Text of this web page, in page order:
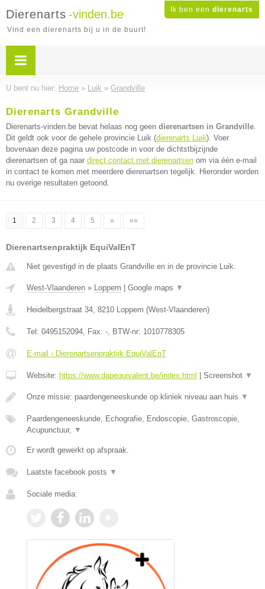
Ik ben een dierenarts
Dierenarts -vinden.be
Vind een dierenarts bij u in de buurt!
U bent nu hier: Home » Luik » Grandville
Dierenarts Grandville
Dierenarts-vinden.be bevat helaas nog geen dierenartsen in Grandville.
Dit geldt ook voor de gehele provincie Luik (dierenarts Luik). Voer
bovenaan deze pagina uw postcode in voor de dichtstbijzijnde
dierenartsen of ga naar direct contact met dierenartsen om via één e-mail
in contact te komen met meerdere dierenartsen tegelijk. Hieronder worden
nu overige resultaten getoond.
1 2 3 4 5 » »»
Dierenartsenpraktijk EquiValEnT
Niet gevestigd in de plaats Grandville en in de provincie Luik.
West-Vlaanderen » Loppem Google maps ▼
Heidelbergstraat 34, 8210 Loppem (West-Vlaanderen)
Tel: 0495152094, Fax: -, BTW-nr: 1010778305
E-mail › Dierenartsenpraktijk EquiValEnT
Website: https://www.dapequivalent.be/index.html Screenshot ▼
Onze missie: paardengeneeskunde op kliniek niveau aan huis ▼
Paardengeneeskunde, Echografie, Endoscopie, Gastroscopie,
Acupunctuur, ▼
Er wordt gewerkt op afspraak.
Laatste facebook posts ▼
Sociale media: